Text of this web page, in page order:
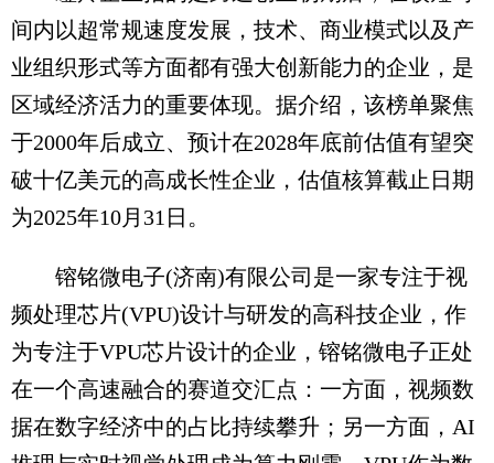
间内以超常规速度发展，技术、商业模式以及产
业组织形式等方面都有强大创新能力的企业，是
区域经济活力的重要体现。据介绍，该榜单聚焦
于2000年后成立、预计在2028年底前估值有望突
破十亿美元的高成长性企业，估值核算截止日期
为2025年10月31日。
镕铭微电子(济南)有限公司是一家专注于视
频处理芯片(VPU)设计与研发的高科技企业，作
为专注于VPU芯片设计的企业，镕铭微电子正处
在一个高速融合的赛道交汇点：一方面，视频数
据在数字经济中的占比持续攀升；另一方面，AI